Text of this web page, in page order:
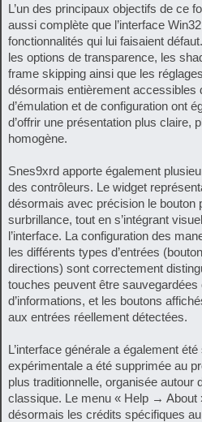
L’un des principaux objectifs de ce
aussi complète que l’interface
fonctionnalités qui lui faisaient
les options de transparence, les
frame skipping ainsi que les
désormais entièrement accessibles
d’émulation et de configuration ont
d’offrir une présentation plus claire,
homogène.
Snes9xrd apporte également
des contrôleurs. Le widget
désormais avec précision le bouton
surbrillance, tout en s’intégrant
l’interface. La configuration des
les différents types d’entrées
directions) sont correctement
touches peuvent être
d’informations, et les boutons
aux entrées réellement détectées.
L’interface générale a également
expérimentale a été supprimée au
plus traditionnelle, organisée autour
classique. Le menu « Help → About
désormais les crédits spécifiques